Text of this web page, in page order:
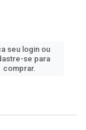
seu login ou
se para
comprar.